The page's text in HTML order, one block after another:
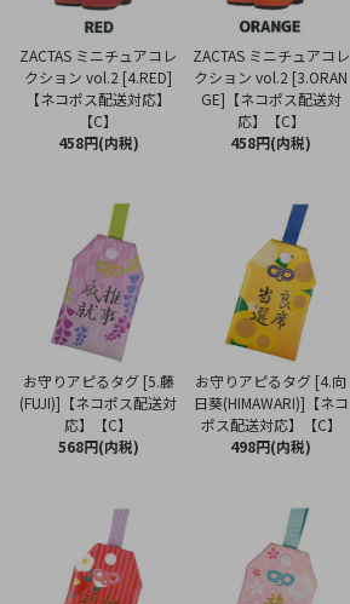
ZACTAS ミニチュアコレ
クション vol.2 [4.RED]
【ネコポス配送対応】
【C】
458円(内税)
ZACTAS ミニチュアコレ
クション vol.2 [3.ORAN
GE]【ネコポス配送対
応】【C】
458円(内税)
お守りアピるタグ [5.藤
(FUJI)]【ネコポス配送対
応】【C】
568円(内税)
お守りアピるタグ [4.向
日葵(HIMAWARI)]【ネコ
ポス配送対応】【C】
498円(内税)